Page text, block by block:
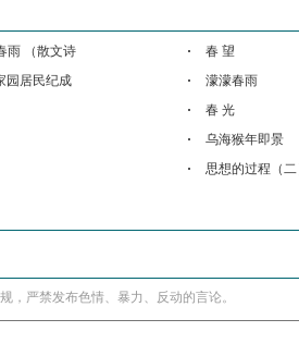
雨 （散文诗
春 望
园居民纪成
濛濛春雨
春 光
乌海猴年即景
思想的过程（
，严禁发布色情、暴力、反动的言论。